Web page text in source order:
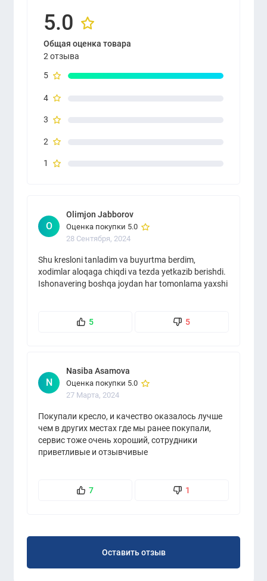
5.0
Общая оценка товара
2 отзыва
5
4
3
2
1
O
Olimjon Jabborov
Оценка покупки 5.0
28 Сентября, 2024
Shu kresloni tanladim va buyurtma berdim,
xodimlar aloqaga chiqdi va tezda yetkazib berishdi.
Ishonavering boshqa joydan har tomonlama yaxshi
5 5
N
Nasiba Asamova
Оценка покупки 5.0
27 Марта, 2024
Покупали кресло, и качество оказалось лучше
чем в других местах где мы ранее покупали,
сервис тоже очень хороший, сотрудники
приветливые и отзывчивые
7 1
Оставить отзыв